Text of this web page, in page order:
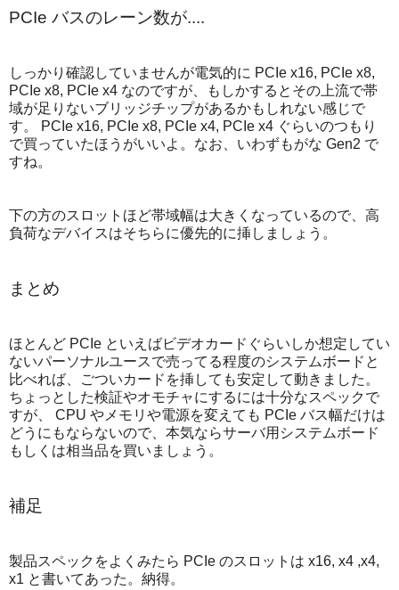
PCIe バスのレーン数が....
しっかり確認していませんが電気的に PCIe x16, PCIe x8,
PCIe x8, PCIe x4 なのですが、もしかするとその上流で帯
域が足りないブリッジチップがあるかもしれない感じで
す。 PCIe x16, PCIe x8, PCIe x4, PCIe x4 ぐらいのつもり
で買っていたほうがいいよ。なお、いわずもがな Gen2 で
すね。
下の方のスロットほど帯域幅は大きくなっているので、高
負荷なデバイスはそちらに優先的に挿しましょう。
まとめ
ほとんど PCIe といえばビデオカードぐらいしか想定してい
ないパーソナルユースで売ってる程度のシステムボードと
比べれば、ごついカードを挿しても安定して動きました。
ちょっとした検証やオモチャにするには十分なスペックで
すが、 CPU やメモリや電源を変えても PCIe バス幅だけは
どうにもならないので、本気ならサーバ用システムボード
もしくは相当品を買いましょう。
補足
製品スペックをよくみたら PCIe のスロットは x16, x4 ,x4,
x1 と書いてあった。納得。